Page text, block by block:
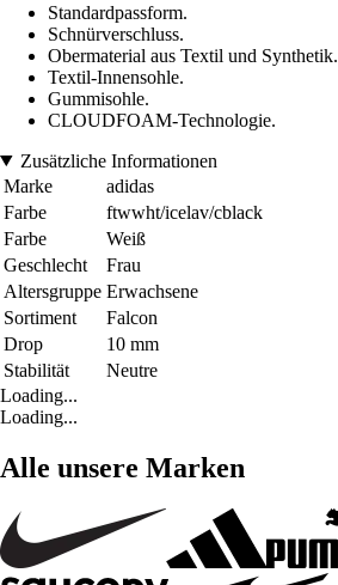
Standardpassform.
Schnürverschluss.
Obermaterial aus Textil und Synthetik.
Textil-Innensohle.
Gummisohle.
CLOUDFOAM-Technologie.
Zusätzliche Informationen
Marke
adidas
Farbe
ftwwht/icelav/cblack
Farbe
Weiß
Geschlecht
Frau
Altersgruppe Erwachsene
Sortiment
Falcon
Drop
10 mm
Stabilität
Neutre
Loading...
Loading...
Alle unsere Marken